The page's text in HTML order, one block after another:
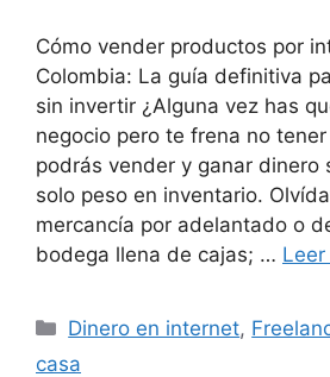
Cómo vender productos por
Colombia: La guía definitiva
sin invertir ¿Alguna vez has
negocio pero te frena no
podrás vender y ganar dinero
solo peso en inventario.
mercancía por adelantado o
bodega llena de cajas; … Leer
Categorías
Dinero en internet,
casa